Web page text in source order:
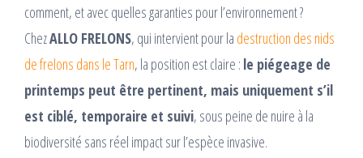
comment, et avec quelles garanties pour l’environnement ?
ChezALLO FRELONS, qui intervient pour la destruction des nids
de frelons dans le Tarn, la position est claire : le piégeage de
printemps peut être pertinent, mais uniquement s’il
est ciblé, temporaire et suivi, sous peine de nuire à la
biodiversité sans réel impact sur l’espèce invasive.